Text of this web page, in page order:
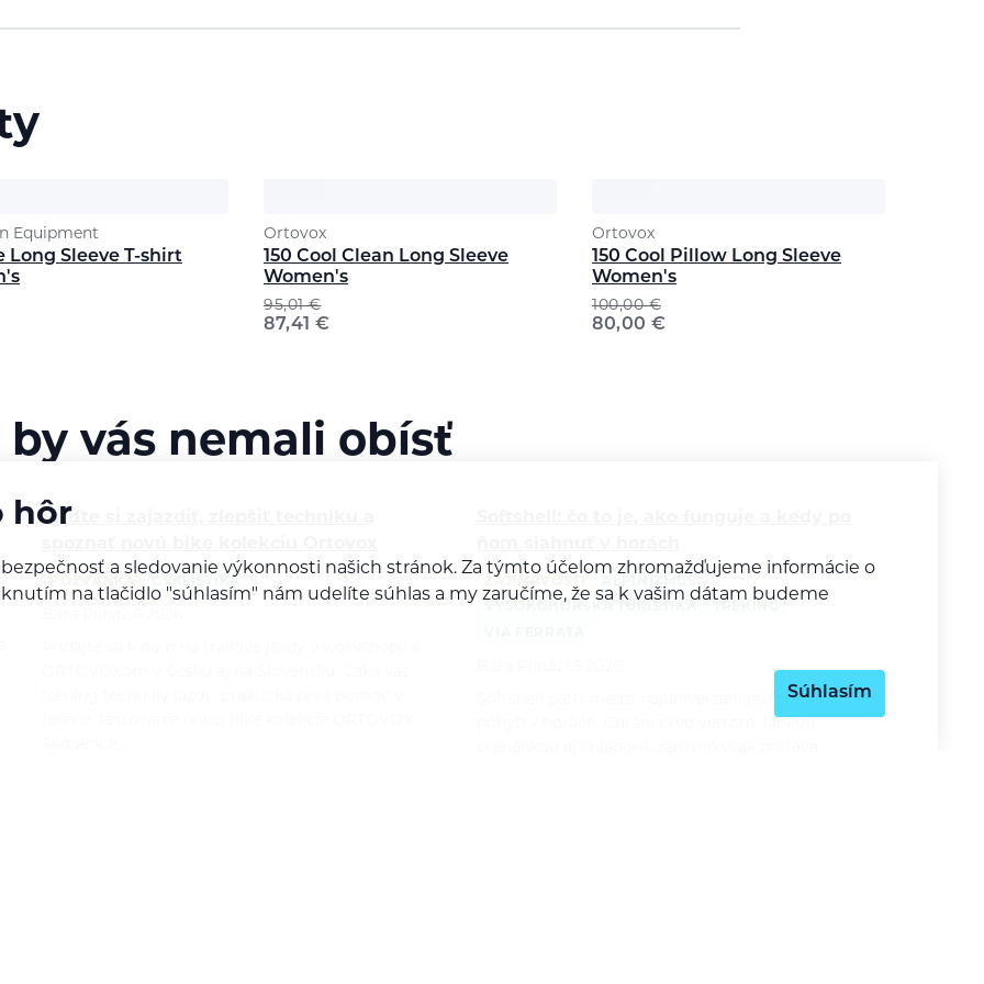
Equipment
Long Sleeve T-shirt
Ortovox
150 Cool Clean Long Sleeve
Women's
95,01€
87,41 €
Ortovox
150 Cool Pillow Long Sleeve
Women's
100,00€
80,00 €
vás nemali obísť
Príďte si zajazdiť, zlepšiť techniku a
Softshell patrí medzi najuniverzálnejšie vrstvy na
hôr
a sledovanie výkonnosti našich stránok. Za týmto účelom zhromažďujeme informácie o
na tlačidlo "súhlasím" nám udelíte súhlas a my zaručíme, že sa k vašim dátam budeme
Súhlasím